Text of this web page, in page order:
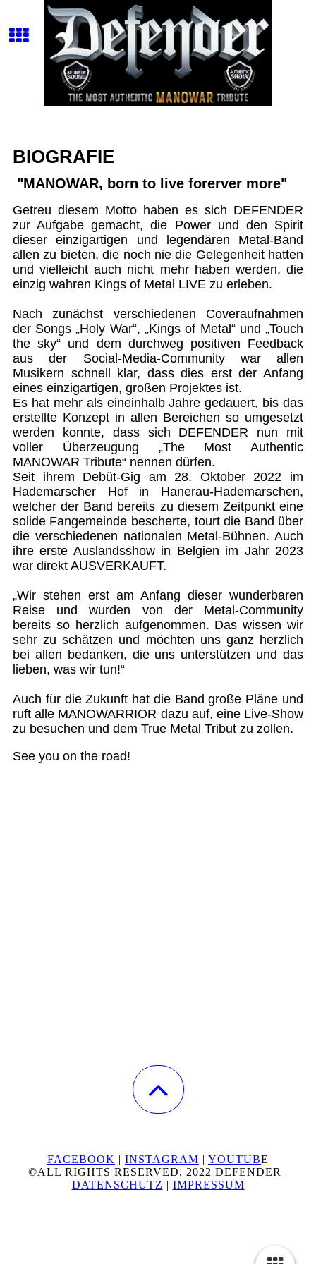
BIOGRAFIE
"MANOWAR, born to live forerver more"
Getreu diesem Motto haben es sich DEFENDER
zur Aufgabe gemacht, die Power und den Spirit
dieser einzigartigen und legendären Metal-Band
allen zu bieten, die noch nie die Gelegenheit hatten
und vielleicht auch nicht mehr haben werden, die
einzig wahren Kings of Metal LIVE zu erleben.
Nach zunächst verschiedenen Coveraufnahmen
der Songs „Holy War“, „Kings of Metal“ und „Touch
the sky“ und dem durchweg positiven Feedback
aus der Social-Media-Community war allen
Musikern schnell klar, dass dies erst der Anfang
eines einzigartigen, großen Projektes ist.
Es hat mehr als eineinhalb Jahre gedauert, bis das
erstellte Konzept in allen Bereichen so umgesetzt
werden konnte, dass sich DEFENDER nun mit
voller Überzeugung „The Most Authentic
MANOWAR Tribute“ nennen dürfen.
Seit ihrem Debüt-Gig am 28. Oktober 2022 im
Hademarscher Hof in Hanerau-Hademarschen,
welcher der Band bereits zu diesem Zeitpunkt eine
solide Fangemeinde bescherte, tourt die Band über
die verschiedenen nationalen Metal-Bühnen. Auch
ihre erste Auslandsshow in Belgien im Jahr 2023
war direkt AUSVERKAUFT.
„Wir stehen erst am Anfang dieser wunderbaren
Reise und wurden von der Metal-Community
bereits so herzlich aufgenommen. Das wissen wir
sehr zu schätzen und möchten uns ganz herzlich
bei allen bedanken, die uns unterstützen und das
lieben, was wir tun!“
Auch für die Zukunft hat die Band große Pläne und
ruft alle MANOWARRIOR dazu auf, eine Live-Show
zu besuchen und dem True Metal Tribut zu zollen.
See you on the road!
FACEBOOK | INSTAGRAM | YOUTUBE
©ALL RIGHTS RESERVED, 2022 DEFENDER |
DATENSCHUTZ | IMPRESSUM